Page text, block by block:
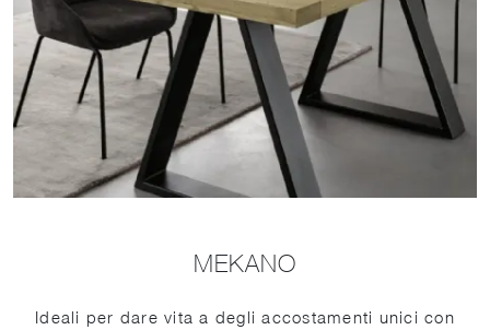
MEKANO
Ideali per dare vita a degli accostamenti unici con